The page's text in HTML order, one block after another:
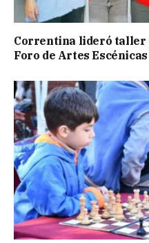
Correntina lideró taller
Foro de Artes Escénicas